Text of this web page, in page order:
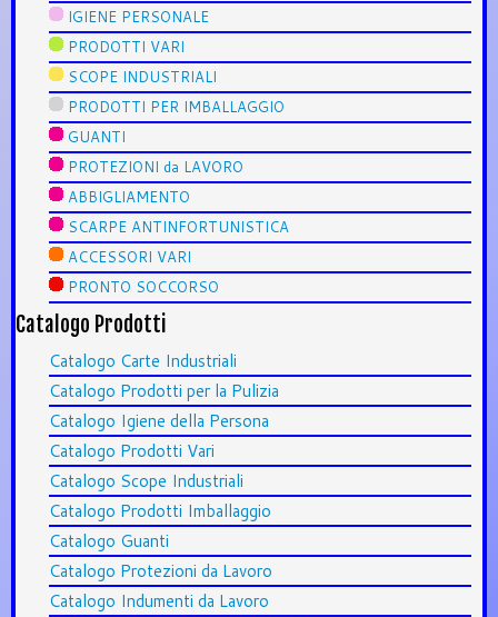
IGIENE PERSONALE
PRODOTTI VARI
SCOPE INDUSTRIALI
PRODOTTI PER IMBALLAGGIO
GUANTI
PROTEZIONI da LAVORO
ABBIGLIAMENTO
SCARPE ANTINFORTUNISTICA
ACCESSORI VARI
PRONTO SOCCORSO
Catalogo Prodotti
Catalogo Carte Industriali
Catalogo Prodotti per la Pulizia
Catalogo Igiene della Persona
Catalogo Prodotti Vari
Catalogo Scope Industriali
Catalogo Prodotti Imballaggio
Catalogo Guanti
Catalogo Protezioni da Lavoro
Catalogo Indumenti da Lavoro